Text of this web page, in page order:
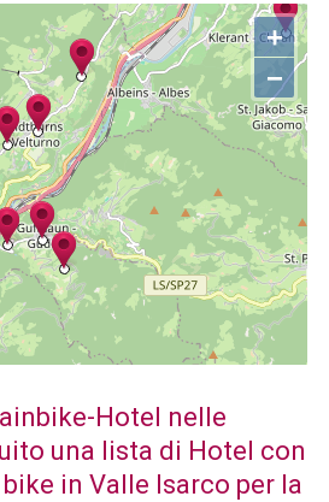
+
−
Hotel nelle
una lista di Hotel con
in Valle Isarco per la